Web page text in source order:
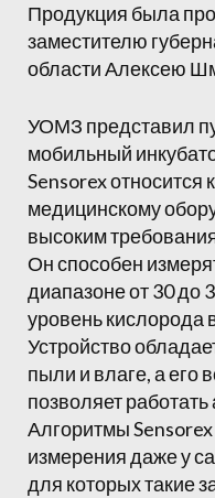
Продукция была
заместителю
области Алексею
УОМЗ представил
мобильный
Sensorex
медицинскому
высоким
Он способен
диапазоне от 30 до
уровень кислорода
Устройство
пыли и влаге, а его
позволяет
Алгоритмы
измерения даже у
для которых такие